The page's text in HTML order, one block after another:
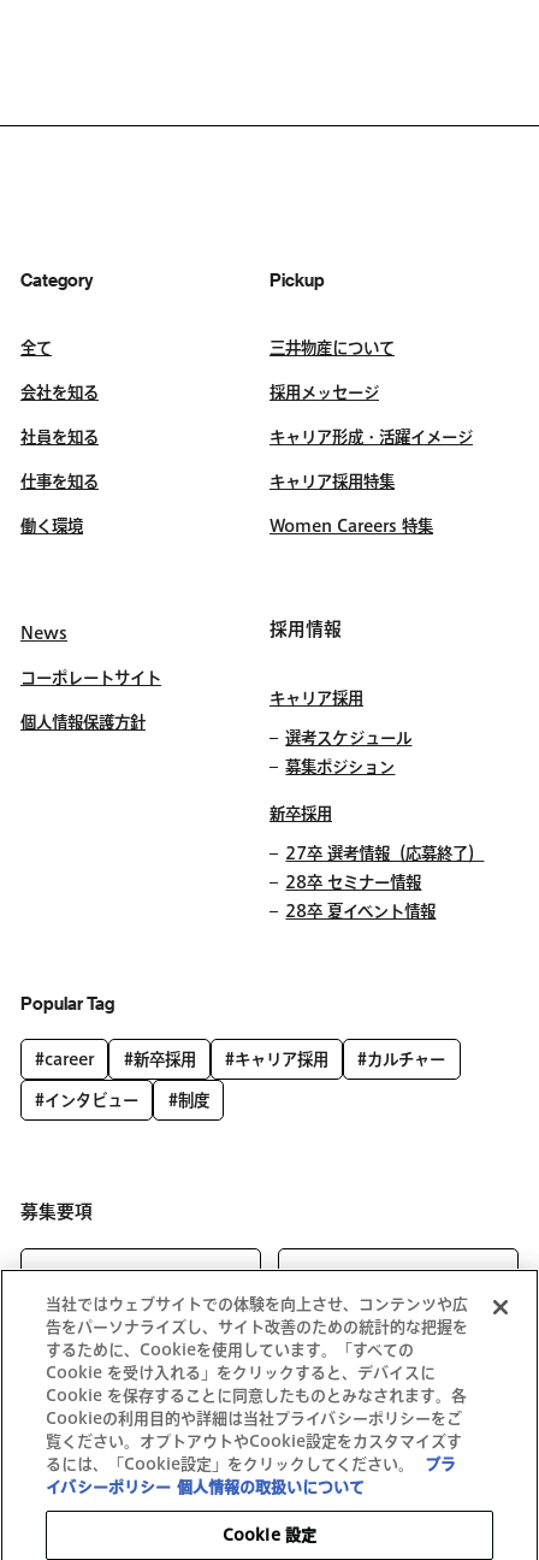
Category
全て
会社を知る
社員を知る
仕事を知る
働く環境
Pickup
三井物産について
採用メッセージ
キャリア形成・活躍イメージ
キャリア採用特集
Women Careers 特集
News
コーポレートサイト
個人情報保護方針
採用情報
キャリア採用
選考スケジュール
募集ポジション
新卒採用
27卒 選考情報（応募終了）
28卒 セミナー情報
28卒 夏イベント情報
Popular Tag
#career #新卒採用 #キャリア採用 #カルチャー
#インタビュー #制度
募集要項
当社ではウェブサイトでの体験を向上させ、コンテンツや広
告をパーソナライズし、サイト改善のための統計的な把握を
するために、Cookieを使用しています。「すべての
Cookie を受け入れる」をクリックすると、デバイスに
Cookie を保存することに同意したものとみなされます。各
Cookieの利用目的や詳細は当社プライバシーポリシーをご
覧ください。オプトアウトやCookie設定をカスタマイズす
るには、「Cookie設定」をクリックしてください。
プラ
イバシーポリシー 個人情報の取扱いについて
Cookie 設定